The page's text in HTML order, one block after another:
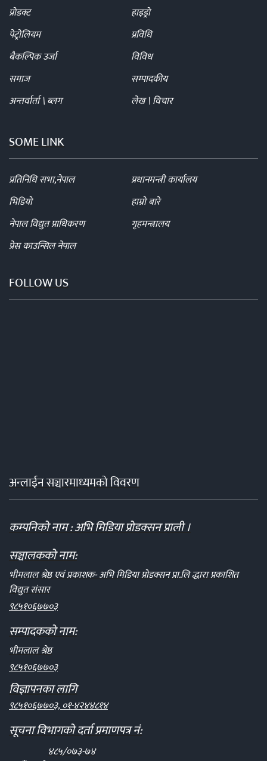
प्रोडक्ट
हाइड्रो
पेट्रोलियम
प्रविधि
बैकल्पिक उर्जा
विविध
समाज
सम्पादकीय
अन्तर्वार्ता \ ब्लग
लेख \ विचार
SOME LINK
प्रतिनिधि सभा,नेपाल
प्रधानमन्त्री कार्यालय
भिडियो
हाम्रो बारे
नेपाल विद्युत प्राधिकरण
गृहमन्त्रालय
प्रेस काउन्सिल नेपाल
FOLLOW US
अन्लाईन सञ्चारमाध्यमको विवरण
कम्पनिको नाम : अभि मिडिया प्रोडक्सन प्राली ।
सञ्चालकको नाम:
भीमलाल श्रेष्ठ एवं प्रकाशक- अभि मिडिया प्रोडक्सन प्रा.लि द्धारा प्रकाशित
विद्युत संसार
९८५१०६७७०३
सम्पादकको नाम:
भीमलाल श्रेष्ठ
९८५१०६७७०३
विज्ञापनका लागि
९८५१०६७७०३, ०१-४२४४८१४
सूचना विभागको दर्ता प्रमाणपत्र नं:
४८५/०७३-७४